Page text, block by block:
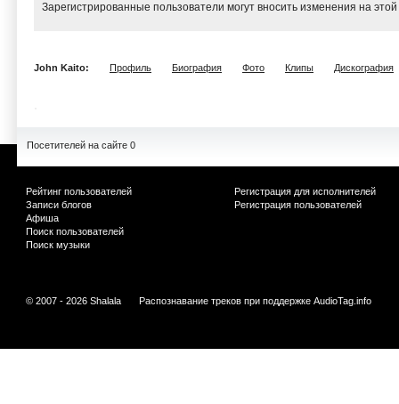
Зарегистрированные пользователи могут вносить изменения на
John Kaito: Профиль Биография Фото Клипы Дискография
Посетителей на сайте 0
Рейтинг пользователей
Записи блогов
Афиша
Поиск пользователей
Поиск музыки
Регистрация для исполнителей
Регистрация пользователей
© 2007 - 2026 Shalala Распознавание треков при поддержке AudioTag.info